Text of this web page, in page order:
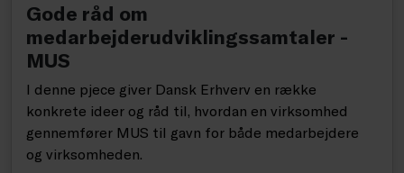
Gode råd om
medarbejderudviklingssamtaler -
MUS
I denne pjece giver Dansk Erhverv en række
konkrete ideer og råd til, hvordan en virksomhed
gennemfører MUS til gavn for både medarbejdere
og virksomheden.